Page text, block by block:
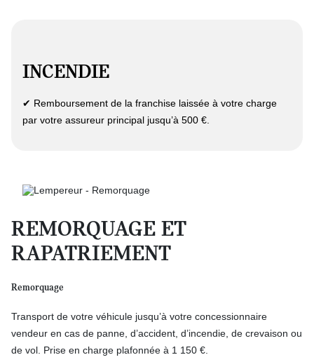
INCENDIE
✔ Remboursement de la franchise laissée à votre charge
par votre assureur principal jusqu’à 500 €.
REMORQUAGE ET
RAPATRIEMENT
Remorquage
Transport de votre véhicule jusqu’à votre concessionnaire
vendeur en cas de panne, d’accident, d’incendie, de crevaison ou
de vol. Prise en charge plafonnée à 1 150 €.